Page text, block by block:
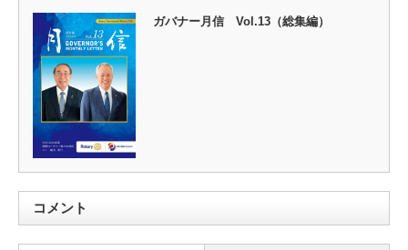
ガバナー月信 Vol.13（総集編）
コメント